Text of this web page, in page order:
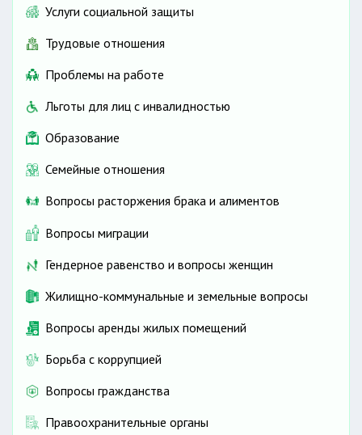
Услуги социальной защиты
Трудовые отношения
Проблемы на работе
Льготы для лиц с инвалидностью
Образование
Семейные отношения
Вопросы расторжения брака и алиментов
Вопросы миграции
Гендерное равенство и вопросы женщин
Жилищно-коммунальные и земельные вопросы
Вопросы аренды жилых помещений
Борьба с коррупцией
Вопросы гражданства
Правоохранительные органы